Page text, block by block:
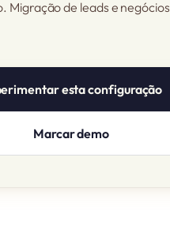
Migração de leads e negócios
esta configuração
Marcar demo